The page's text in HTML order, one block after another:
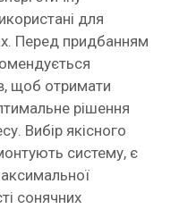
для
Перед придбанням
щоб отримати
рішення
Вибір якісного
систему, є
сонячних